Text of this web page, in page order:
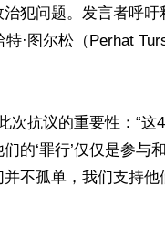
犯问题。发言者呼吁
·图尔松（Perhat
抗议的重要性：“这
的‘罪行’仅仅是参与
不孤单，我们支持他